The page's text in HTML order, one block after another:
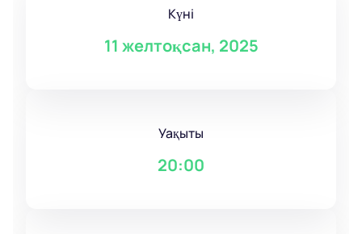
Күні
11 желтоқсан, 2025
Уақыты
20:00